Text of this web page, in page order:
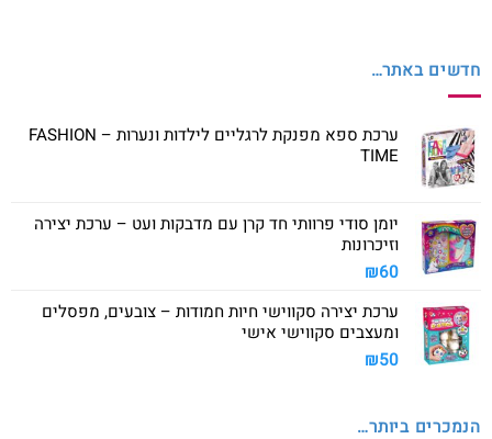
חדשים באתר…
ערכת ספא מפנקת לרגליים לילדות ונערות – FASHION
TIME
יומן סודי פרוותי חד קרן עם מדבקות ועט – ערכת יצירה
וזיכרונות
₪60
ערכת יצירה סקווישי חיות חמודות – צובעים, מפסלים
ומעצבים סקווישי אישי
₪50
הנמכרים ביותר…